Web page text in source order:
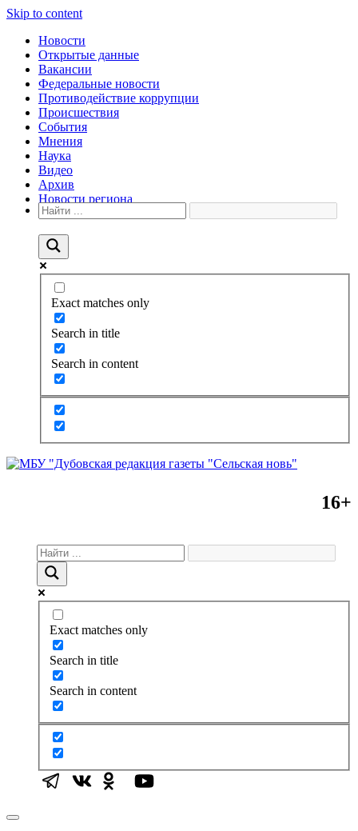
Skip to content
Новости
Открытые данные
Вакансии
Федеральные новости
Противодействие коррупции
Происшествия
События
Мнения
Наука
Видео
Архив
Новости региона
Exact matches only
Search in title
Search in content
16+
Exact matches only
Search in title
Search in content